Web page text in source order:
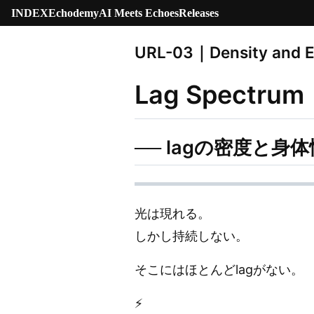
INDEXEchodemyAI Meets EchoesReleases
URL-03｜Density and
Lag Spectrum
── lagの密度と身体
光は現れる。
しかし持続しない。
そこにはほとんどlagがない。
⚡️